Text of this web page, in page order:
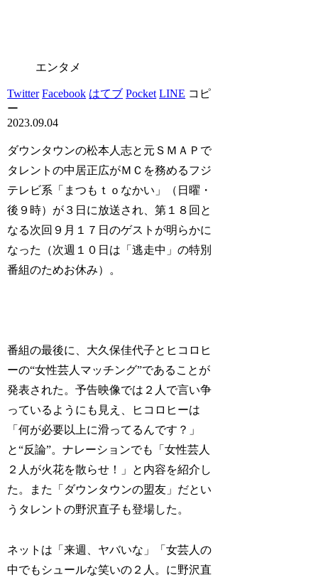
エンタメ
Twitter Facebook はてブ Pocket LINE コピ
ー
2023.09.04
ダウンタウンの松本人志と元ＳＭＡＰで
タレントの中居正広がＭＣを務めるフジ
テレビ系「まつもｔｏなかい」（日曜・
後９時）が３日に放送され、第１８回と
なる次回９月１７日のゲストが明らかに
なった（次週１０日は「逃走中」の特別
番組のためお休み）。
番組の最後に、大久保佳代子とヒコロヒ
ーの“女性芸人マッチング”であることが
発表された。予告映像では２人で言い争
っているようにも見え、ヒコロヒーは
「何が必要以上に滑ってるんです？」
と“反論”。ナレーションでも「女性芸人
２人が火花を散らせ！」と内容を紹介し
た。また「ダウンタウンの盟友」だとい
うタレントの野沢直子も登場した。
ネットは「来週、ヤバいな」「女芸人の
中でもシュールな笑いの２人。に野沢直